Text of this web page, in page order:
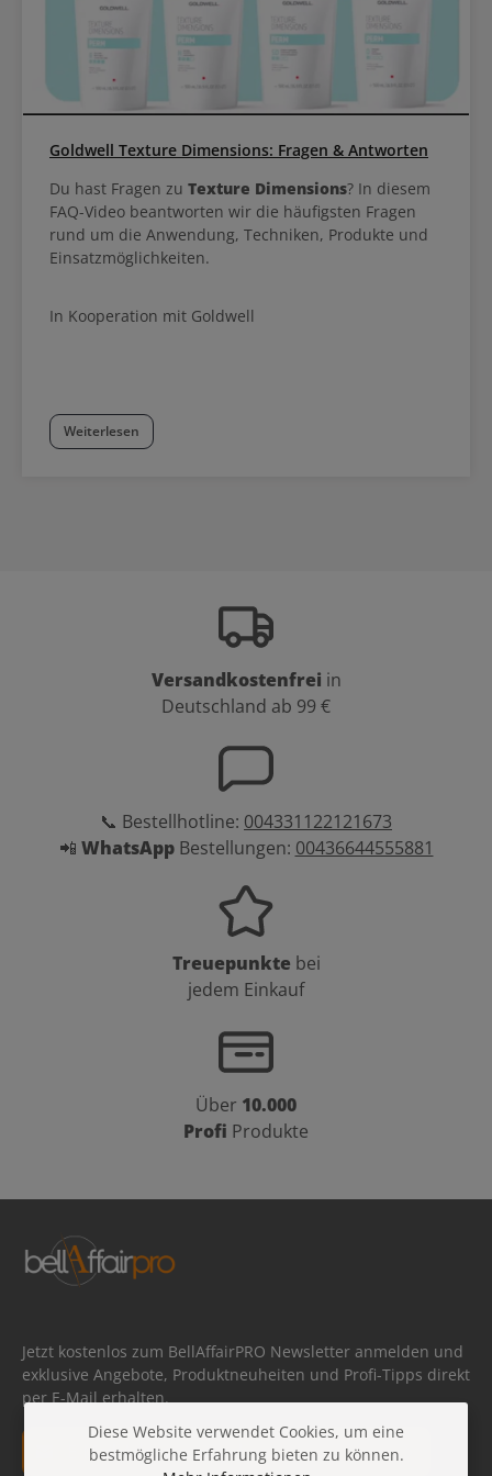
Goldwell Texture Dimensions: Fragen & Antworten
Du hast Fragen zu Texture Dimensions? In diesem
FAQ-Video beantworten wir die häufigsten Fragen
rund um die Anwendung, Techniken, Produkte und
Einsatzmöglichkeiten.
In Kooperation mit Goldwell
Weiterlesen
Versandkostenfrei in
Deutschland ab 99 €
📞 Bestellhotline: 004331122121673
📲 WhatsAppBestellungen: 00436644555881
Treuepunkte bei
jedem Einkauf
Über 10.000
Profi Produkte
Jetzt kostenlos zum BellAffairPRO Newsletter anmelden und
exklusive Angebote, Produktneuheiten und Profi-Tipps direkt
per E-Mail erhalten.
E-Mail-Adresse*Diese Website verwendet Cookies, um eine
bestmögliche Erfahrung bieten zu können.